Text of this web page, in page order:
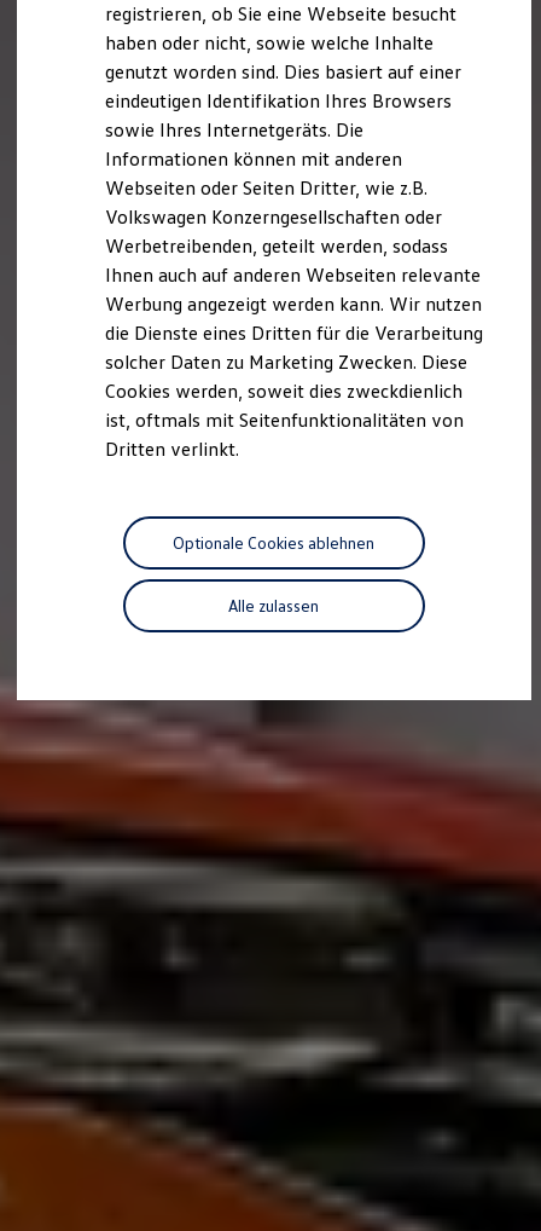
Volkswagen R und R Experience
R-Modelle
R Experience
Driving Experience
Volkswagen entdecken
Werkbesichtigung
Lifestyle Shop
T-Roc Kollektion
Golf Kollektion
ID. Kollektion
Volkswagen Kollektion
R-Kollektion
GTI Kollektion
Fußball Drop
we drive football
#wedriveproud
Besitzer und Service
Software Updates
Service und Ersatzteile
Motorenöl und Flüssigkeiten
Räder und Reifen
Pannen- und Unfallhilfe
Economy Service
Volkswagen Teile
Zubehör
Entertainment und Elektronik
Individualisieren
Wallbox und Ladekabel
Digitale Extras
Dienste für Ihr Modell finden
Handy und Fahrzeug verbinden
Updates für Software, Karten und Radio
Über Ihr Auto
Vorgängermodelle
Volkswagen Kundenbetreuung
Warn- und Kontrollleuchten
Live Beratung
Magazin
Lifestyle
Transport
Familie
Elektromobilität
Volkswagen R
Pannen- und Unfallhilfe
Volkswagen Kundenbetreuung
registrieren, ob Sie eine Webseite besucht
haben oder nicht, sowie welche Inhalte
genutzt worden sind. Dies basiert auf einer
eindeutigen Identifikation Ihres Browsers
sowie Ihres Internetgeräts. Die
Informationen können mit anderen
Webseiten oder Seiten Dritter, wie z.B.
Volkswagen Konzerngesellschaften oder
Werbetreibenden, geteilt werden, sodass
Ihnen auch auf anderen Webseiten relevante
Werbung angezeigt werden kann. Wir nutzen
die Dienste eines Dritten für die Verarbeitung
solcher Daten zu Marketing Zwecken. Diese
Cookies werden, soweit dies zweckdienlich
ist, oftmals mit Seitenfunktionalitäten von
Dritten verlinkt.
Alle zulassen
Optionale Cookies ablehnen